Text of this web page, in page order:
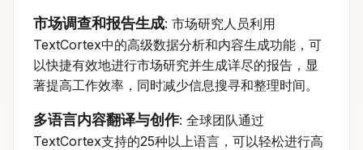
市场调查和报告生成: 市场研究人员利用
TextCortex中的高级数据分析和内容生成功能，可
以快捷有效地进行市场研究并生成详尽的报告，显
著提高工作效率，同时减少信息搜寻和整理时间。
多语言内容翻译与创作: 全球团队通过
TextCortex支持的25种以上语言，可以轻松进行高